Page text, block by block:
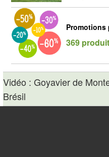
Promotions
369
Vidéo : Goyavier de
Brésil